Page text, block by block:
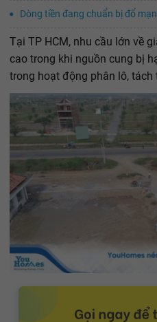
Dòng tiền đang chuẩn bị đổ
Tại TP HCM, nhu cầu lớn về
cao trong khi nguồn cung bị
trong hoạt động phân lô, tách